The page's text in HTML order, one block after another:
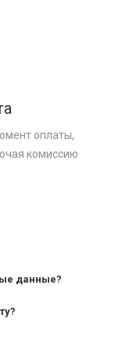
оплаты,
комиссию
данные?